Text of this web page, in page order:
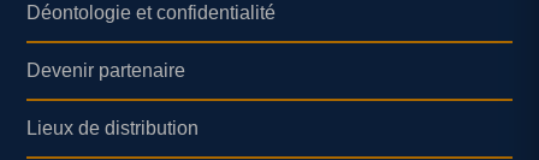
Déontologie et confidentialité
Devenir partenaire
Lieux de distribution